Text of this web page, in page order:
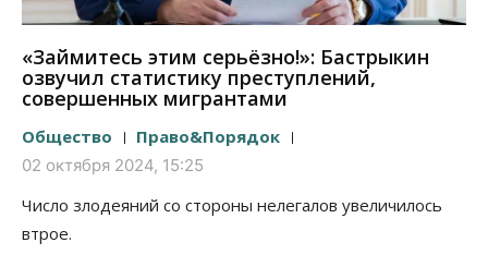
«Займитесь этим серьёзно!»: Бастрыкин
озвучил статистику преступлений,
совершенных мигрантами
Общество Право&Порядок
02 октября 2024, 15:25
Число злодеяний со стороны нелегалов увеличилось
втрое.